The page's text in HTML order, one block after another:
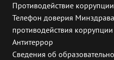
Противодействие коррупции
Телефон доверия
противодействия коррупции
Антитеррор
Сведения об